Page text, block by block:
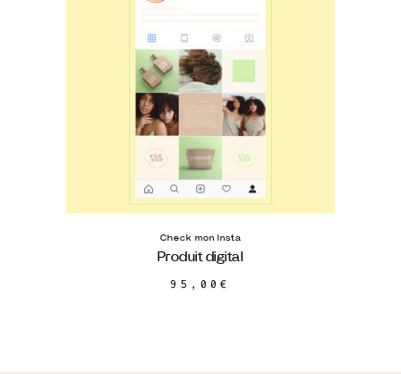
AJOUTER AU PANIER
Check mon Insta
Produit digital
95,00€